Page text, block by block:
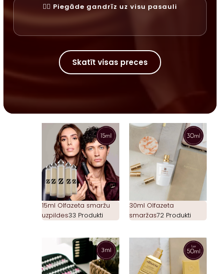
✓⃝ Piegāde gandrīz uz visu pasauli
Skatīt visas preces
15ml Olfazeta smaržu
uzpildes33 Produkti
30ml Olfazeta
smaržas72 Produkti